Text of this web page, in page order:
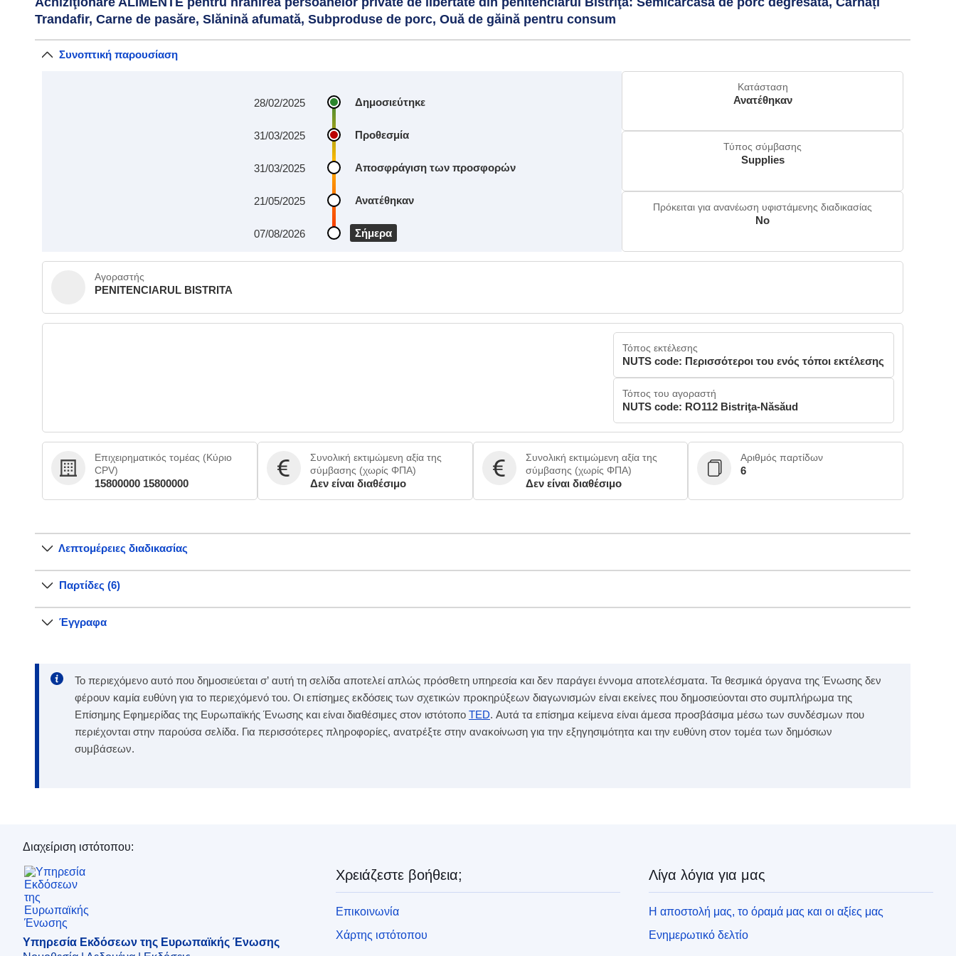
Trandafir, Carne de pasăre, Slănină afumată, Subproduse de porc, Ouă de găină pentru consum
Συνοπτική παρουσίαση
Δημοσιεύτηκε
28/02/2025
Προθεσμία
31/03/2025
Αποσφράγιση των προσφορών
31/03/2025
Ανατέθηκαν
21/05/2025
Σήμερα
07/08/2026
Κατάσταση
Ανατέθηκαν
Τύπος σύμβασης
Supplies
Πρόκειται για ανανέωση υφιστάμενης διαδικασίας
No
Αγοραστής
PENITENCIARUL BISTRITA
Τόπος εκτέλεσης
NUTS code: Περισσότεροι του ενός τόποι εκτέλεσης
Τόπος του αγοραστή
NUTS code: RO112 Bistriţa-Năsăud
Επιχειρηματικός τομέας (Κύριο
CPV)
15800000 15800000
Συνολική εκτιμώμενη αξία της
σύμβασης (χωρίς ΦΠΑ)
Δεν είναι διαθέσιμο
Συνολική εκτιμώμενη αξία της
σύμβασης (χωρίς ΦΠΑ)
Δεν είναι διαθέσιμο
Αριθμός παρτίδων
6
Λεπτομέρειες διαδικασίας
Παρτίδες (6)
Έγγραφα
Το περιεχόμενο αυτό που δημοσιεύεται σ’ αυτή τη σελίδα αποτελεί απλώς πρόσθετη υπηρεσία και δεν παράγει έννομα αποτελέσματα. Τα θεσμικά όργανα της Ένωσης δεν
φέρουν καμία ευθύνη για το περιεχόμενό του. Οι επίσημες εκδόσεις των σχετικών προκηρύξεων διαγωνισμών είναι εκείνες που δημοσιεύονται στο συμπλήρωμα της
Επίσημης Εφημερίδας της Ευρωπαϊκής Ένωσης και είναι διαθέσιμες στον ιστότοπο TED. Αυτά τα επίσημα κείμενα είναι άμεσα προσβάσιμα μέσω των συνδέσμων που
περιέχονται στην παρούσα σελίδα. Για περισσότερες πληροφορίες, ανατρέξτε στην ανακοίνωση για την εξηγησιμότητα και την ευθύνη στον τομέα των δημόσιων
συμβάσεων.
Υπηρεσία Εκδόσεων της Ευρωπαϊκής Ένωσης
Διαχείριση ιστότοπου:
Υπηρεσία Εκδόσεων της Ευρωπαϊκής Ένωσης
Χρειάζεστε βοήθεια;
Επικοινωνία
Χάρτης ιστότοπου
Λίγα λόγια για μας
Η αποστολή μας, το όραμά μας και οι αξίες μας
Ενημερωτικό δελτίο